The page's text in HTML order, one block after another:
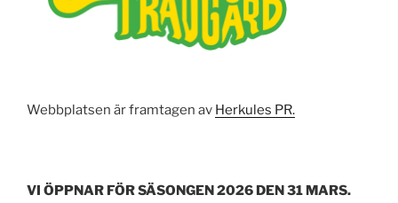
Webbplatsen är framtagen av Herkules PR.
VI ÖPPNAR FÖR SÄSONGEN 2026 DEN 31 MARS.